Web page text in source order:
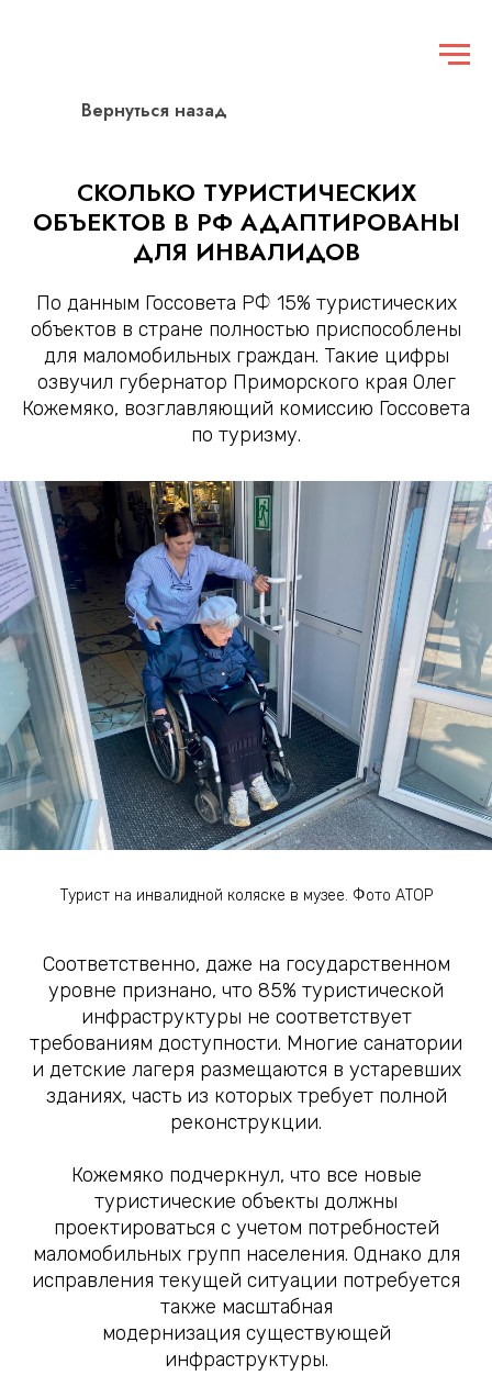
Вернуться назад
СКОЛЬКО ТУРИСТИЧЕСКИХ
ОБЪЕКТОВ В РФ АДАПТИРОВАНЫ
ДЛЯ ИНВАЛИДОВ
По данным Госсовета РФ 15% туристических
объектов в стране полностью приспособлены
для маломобильных граждан. Такие цифры
озвучил губернатор Приморского края Олег
Кожемяко, возглавляющий комиссию Госсовета
по туризму.
Турист на инвалидной коляске в музее. Фото АТОР
Соответственно, даже на государственном
уровне признано, что 85% туристической
инфраструктуры не соответствует
требованиям доступности. Многие санатории
и детские лагеря размещаются в устаревших
зданиях, часть из которых требует полной
реконструкции.
Кожемяко подчеркнул, что все новые
туристические объекты должны
проектироваться с учетом потребностей
маломобильных групп населения. Однако для
исправления текущей ситуации потребуется
также масштабная
модернизация существующей
инфраструктуры.